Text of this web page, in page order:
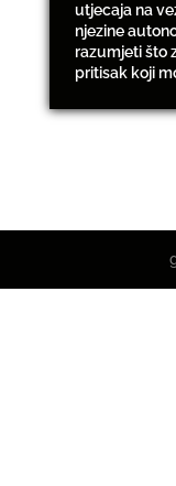
utjecaja na
njezine
razumjeti što
pritisak koji